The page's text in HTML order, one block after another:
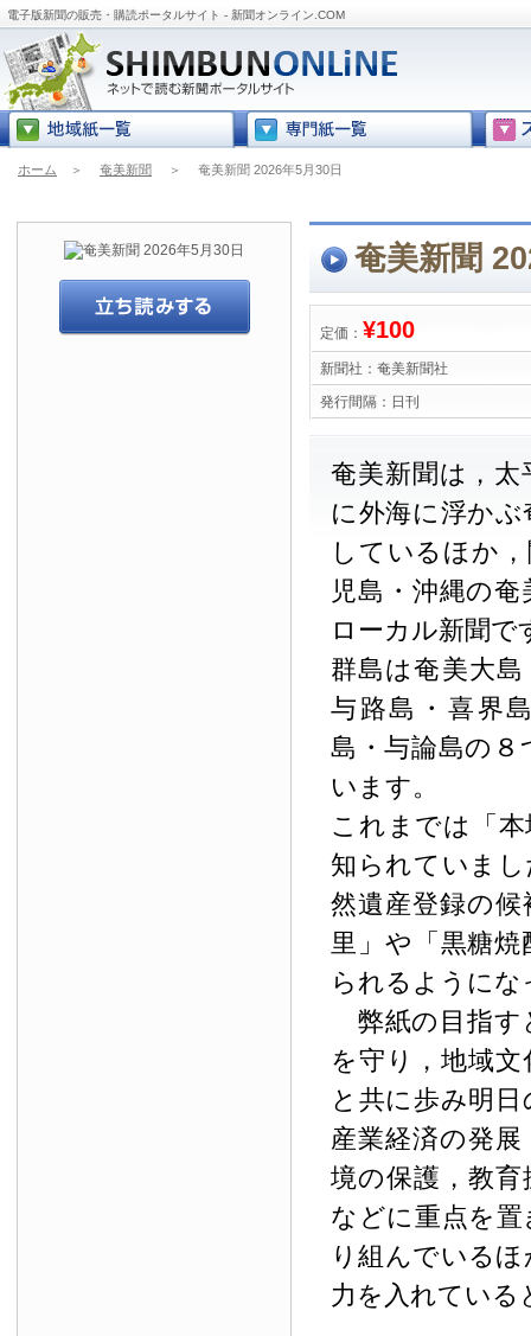
電子版新聞の販売・購読ポータルサイト - 新聞オンライン.COM
ホーム ＞ 奄美新聞 ＞ 奄美新聞 2026年5月30日
奄美新聞
定価： ¥100
新聞社： 奄美新聞社
発行間隔： 日刊
奄美新聞は，
に外海に浮か
しているほか
児島・沖縄の
ローカル新聞で
群島は奄美大
与路島・喜界
島・与論島の
います。
これまでは「
知られていま
然遺産登録の
里」や「黒糖
られるように
弊紙の目指す
を守り，地域
と共に歩み明
産業経済の発
境の保護，教
などに重点を
り組んでいる
力を入れている